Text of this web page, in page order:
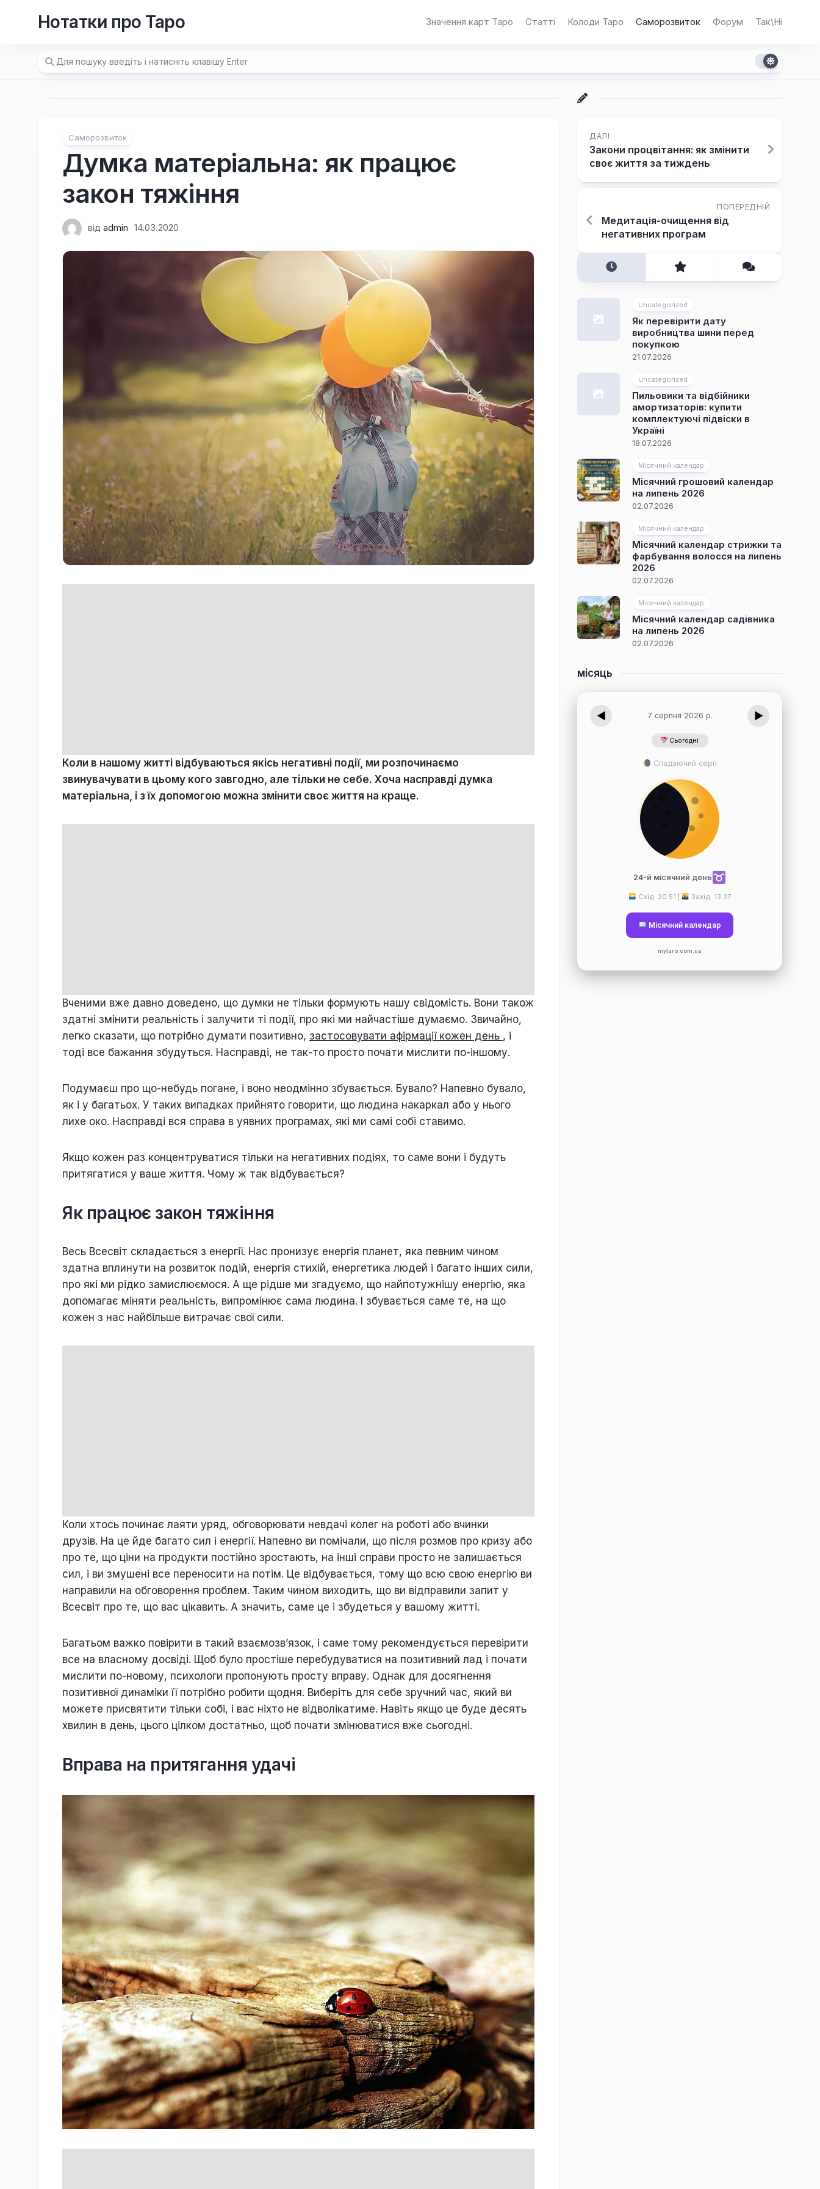
Нотатки про Таро Значення карт Таро Статті Колоди Таро Саморозвиток Форум Так\Ні
Саморозвиток
Думка матеріальна: як працює
закон тяжіння
від admin 14.03.2020
Коли в нашому житті відбуваються якісь негативні події, ми розпочинаємо
звинувачувати в цьому кого завгодно, але тільки не себе. Хоча насправді думка
матеріальна, і з їх допомогою можна змінити своє життя на краще.
Вченими вже давно доведено, що думки не тільки формують нашу свідомість. Вони також
здатні змінити реальність і залучити ті події, про які ми найчастіше думаємо. Звичайно,
легко сказати, що потрібно думати позитивно, застосовувати афірмації кожен день , і
тоді все бажання збудуться. Насправді, не так-то просто почати мислити по-іншому.
Подумаєш про що-небудь погане, і воно неодмінно збувається. Бувало? Напевно бувало,
як і у багатьох. У таких випадках прийнято говорити, що людина накаркал або у нього
лихе око. Насправді вся справа в уявних програмах, які ми самі собі ставимо.
Якщо кожен раз концентруватися тільки на негативних подіях, то саме вони і будуть
притягатися у ваше життя. Чому ж так відбувається?
Як працює закон тяжіння
Весь Всесвіт складається з енергії. Нас пронизує енергія планет, яка певним чином
здатна вплинути на розвиток подій, енергія стихій, енергетика людей і багато інших сили,
про які ми рідко замислюємося. А ще рідше ми згадуємо, що найпотужнішу енергію, яка
допомагає міняти реальність, випромінює сама людина. І збувається саме те, на що
кожен з нас найбільше витрачає свої сили.
Коли хтось починає лаяти уряд, обговорювати невдачі колег на роботі або вчинки
друзів. На це йде багато сил і енергії. Напевно ви помічали, що після розмов про кризу або
про те, що ціни на продукти постійно зростають, на інші справи просто не залишається
сил, і ви змушені все переносити на потім. Це відбувається, тому що всю свою енергію ви
направили на обговорення проблем. Таким чином виходить, що ви відправили запит у
Всесвіт про те, що вас цікавить. А значить, саме це і збудеться у вашому житті.
Багатьом важко повірити в такий взаємозв’язок, і саме тому рекомендується перевірити
все на власному досвіді. Щоб було простіше перебудуватися на позитивний лад і почати
мислити по-новому, психологи пропонують просту вправу. Однак для досягнення
позитивної динаміки її потрібно робити щодня. Виберіть для себе зручний час, який ви
можете присвятити тільки собі, і вас ніхто не відволікатиме. Навіть якщо це буде десять
хвилин в день, цього цілком достатньо, щоб почати змінюватися вже сьогодні.
Вправа на притягання удачі
ДАЛІ
Закони процвітання: як змінити
своє життя за тиждень
ПОПЕРЕДНІЙ
Медитація-очищення від
негативних програм
Uncategorized
Як перевірити дату
виробництва шини перед
покупкою
21.07.2026
Uncategorized
Пильовики та відбійники
амортизаторів: купити
комплектуючі підвіски в
Україні
18.07.2026
Місячний календар
Місячний грошовий календар
на липень 2026
02.07.2026
Місячний календар
Місячний календар стрижки та
фарбування волосся на липень
2026
02.07.2026
Місячний календар
Місячний календар садівника
на липень 2026
02.07.2026
місяць
◀ 7 серпня 2026 р. ▶
Сьогодні
Спадаючий серп
24-й місячний день
Схід: 20:51 | Захід: 13:37
Місячний календар
mytaro.com.ua